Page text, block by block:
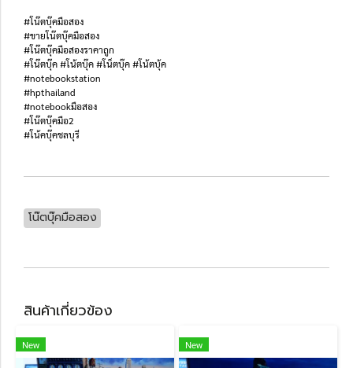
#โน๊ตบุ๊คมือสอง
#ขายโน๊ตบุ๊คมือสอง
#โน๊ตบุ๊คมือสองราคาถูก
#โน๊ตบุ๊ค #โน้ตบุ๊ค #โน็ตบุ๊ค #โน้ตบุ้ค
#notebookstation
#hpthailand
#notebookมือสอง
#โน๊ตบุ๊คมือ2
#โน้คบุ๊คชลบุรี
โน๊ตบุ๊คมือสอง
สินค้าเกี่ยวข้อง
New New